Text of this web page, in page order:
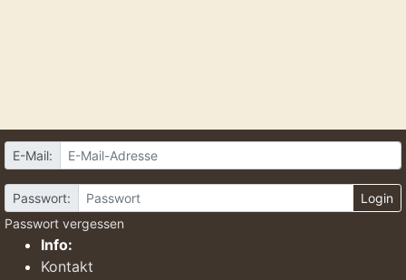
E-Mail:
Passwort:
Login
Passwort vergessen
Info:
Kontakt